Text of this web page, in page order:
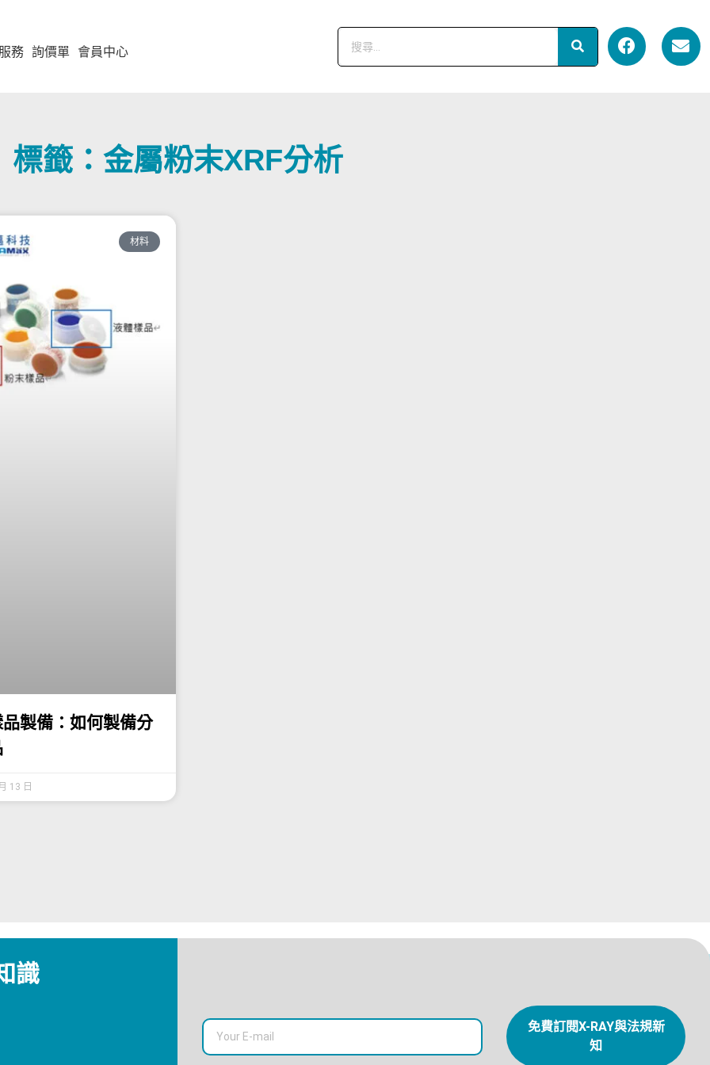
務 詢價單 會員中心
標籤：金屬粉末XRF分析
材料
品製備：如何製備分
13 日
識
免費訂閱X-RAY與法規新
知